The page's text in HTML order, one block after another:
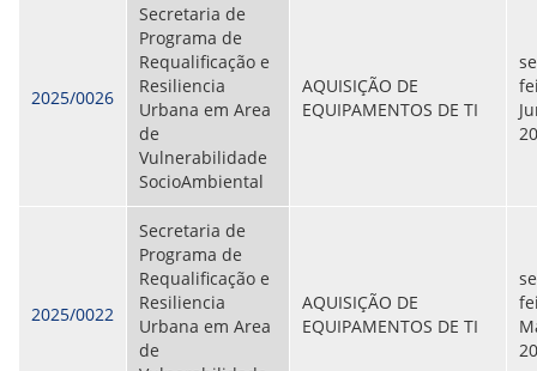
2025/0026
Secretaria de
Programa de
Requalificação e
Resiliencia
Urbana em Area
de
Vulnerabilidade
SocioAmbiental
AQUISIÇÃO DE
EQUIPAMENTOS DE TI
2025/0022
Secretaria de
Programa de
Requalificação e
Resiliencia
Urbana em Area
de
AQUISIÇÃO DE
EQUIPAMENTOS DE TI